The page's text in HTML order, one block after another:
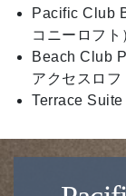
Pacific Club
コニーロフト
Beach Club
アクセスロフ
Terrace Suite